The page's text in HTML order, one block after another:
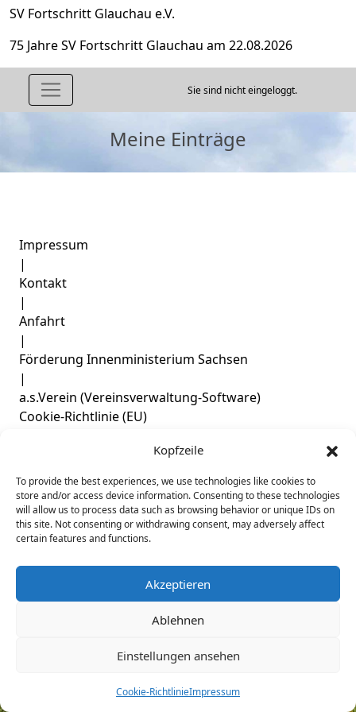
Kopfzeile
To provide the best experiences, we use technologies like cookies to
store and/or access device information. Consenting to these technologies
will allow us to process data such as browsing behavior or unique IDs on
this site. Not consenting or withdrawing consent, may adversely affect
certain features and functions.
Akzeptieren
Ablehnen
Einstellungen ansehen
Cookie-RichtlinieImpressum
SV Fortschritt Glauchau e.V.
75 Jahre SV Fortschritt Glauchau am 22.08.2026
Sie sind nicht eingeloggt.
Meine Einträge
Impressum
|
Kontakt
|
Anfahrt
|
Förderung Innenministerium Sachsen
|
a.s.Verein (Vereinsverwaltung-Software)
Cookie-Richtlinie (EU)